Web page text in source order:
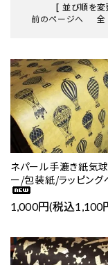
[ 並び順を変
前のページへ
全
ネパール手漉き紙気
ー/包装紙/ラッピング
1,000円(税込1,100